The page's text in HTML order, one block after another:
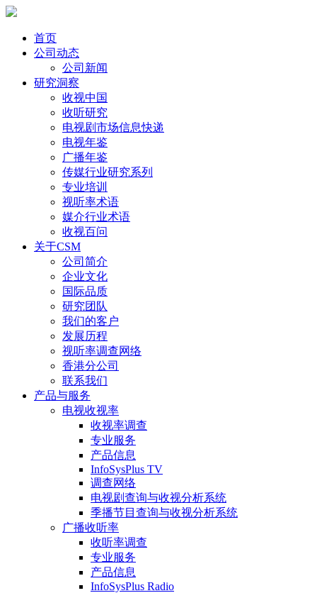
首页
公司动态
公司新闻
研究洞察
收视中国
收听研究
电视剧市场信息快递
电视年鉴
广播年鉴
传媒行业研究系列
专业培训
视听率术语
媒介行业术语
收视百问
关于CSM
公司简介
企业文化
国际品质
研究团队
我们的客户
发展历程
视听率调查网络
香港分公司
联系我们
产品与服务
电视收视率
收视率调查
专业服务
产品信息
InfoSysPlus TV
调查网络
电视剧查询与收视分析系统
季播节目查询与收视分析系统
广播收听率
收听率调查
专业服务
产品信息
InfoSysPlus Radio